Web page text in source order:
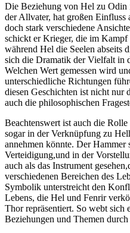
Die Beziehung‌ von Hel zu Odin
der Allvater, hat großen Einfluss
doch stark verschiedene
‍schickt er Krieger, die im Kampf‌
während Hel die Seelen abseits
sich ⁢die⁢ Dramatik der Vielfalt in
Welchen Wert gemessen wird⁤
unterschiedliche Richtungen
diesen Geschichten ist nicht nur
auch die philosophischen
Beachtenswert ist auch die
sogar in der Verknüpfung zu
annehmen könnte. Der Hammer
Verteidigung,und in der‌
⁤auch als das Instrument
verschiedenen Bereichen des
Symbolik unterstreicht den
⁤Lebens, die Hel und Fenrir
Thor ‍repräsentiert. So webt sich⁤
Beziehungen und Themen